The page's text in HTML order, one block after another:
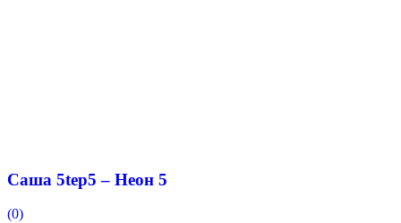
Саша 5tep5 – Неон 5
(0)